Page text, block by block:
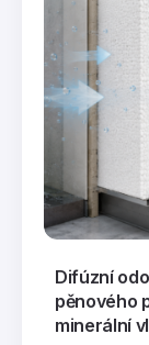
Difúzní
pěnového
minerální